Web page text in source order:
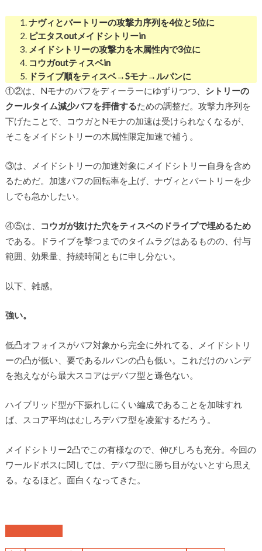
ナヴィとバートリーの攻撃力序列を4位と5位に
ピエタスoutメイドシトリーin
メイドシトリーの攻撃力を木属性内で3位に
コウガoutティスベin
ドライブ順をティスベ→Sモナ→ルパンに
①②は、Nモナのバフをディーラーにゆずりつつ、 シトリーの
クールタイム減少バフを拝借するための調整だ。攻撃力序列を
下げたことで、コウガとNモナの加速は受けられなくなるが、
そこをメイドシトリーの木属性限定加速で補う。
③は、メイドシトリーの加速対象にメイドシトリー自身を含め
るためだ。加速バフの回転率を上げ、ナヴィとバートリーを少
しでも急かしたい。
④⑤は、
コウガが抜けた穴をティスベのドライブで埋めるため
である。ドライブを撃つまでのタイムラグはあるものの、付与
範囲、効果量、持続時間ともに申し分ない。
以下、雑感。
強い。
低凸オフォイスがバフ対象から完全に外れてる、メイドシトリ
ーの凸が低い、要であるルパンの凸も低い。これだけのハンデ
を抱えながら最大スコアはデバフ型と遜色ない。
ハイブリッド型が下振れしにくい編成であることを加味すれ
ば、スコア平均はむしろデバフ型を凌駕するだろう。
メイドシトリー2凸でこの有様なので、伸びしろも充分。今回の
ワールドボスに関しては、デバフ型に勝ち目がないとすら思え
る。なるほど。面白くなってきた。